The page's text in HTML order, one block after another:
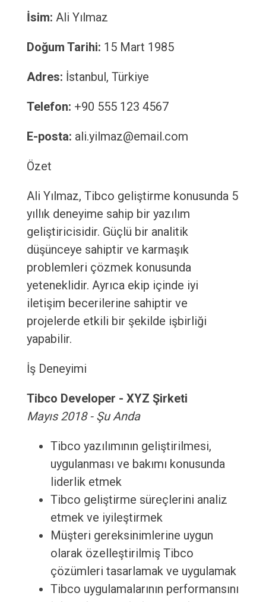
İsim: Ali Yılmaz
Doğum Tarihi: 15 Mart 1985
Adres: İstanbul, Türkiye
Telefon: +90 555 123 4567
E-posta: ali.yilmaz@email.com
Özet
Ali Yılmaz, Tibco geliştirme konusunda 5
yıllık deneyime sahip bir yazılım
geliştiricisidir. Güçlü bir analitik
düşünceye sahiptir ve karmaşık
problemleri çözmek konusunda
yeteneklidir. Ayrıca ekip içinde iyi
iletişim becerilerine sahiptir ve
projelerde etkili bir şekilde işbirliği
yapabilir.
İş Deneyimi
Tibco Developer - XYZ Şirketi
Mayıs 2018 - Şu Anda
Tibco yazılımının geliştirilmesi,
uygulanması ve bakımı konusunda
liderlik etmek
Tibco geliştirme süreçlerini analiz
etmek ve iyileştirmek
Müşteri gereksinimlerine uygun
olarak özelleştirilmiş Tibco
çözümleri tasarlamak ve uygulamak
Tibco uygulamalarının performansını